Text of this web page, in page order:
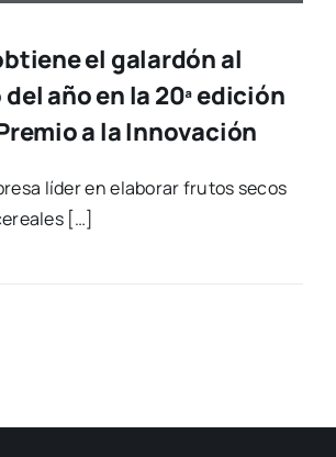
el galardón al
año en la 20ª edición
a la Innovación
líder en ela­bo­rar fru­tos secos
[…]